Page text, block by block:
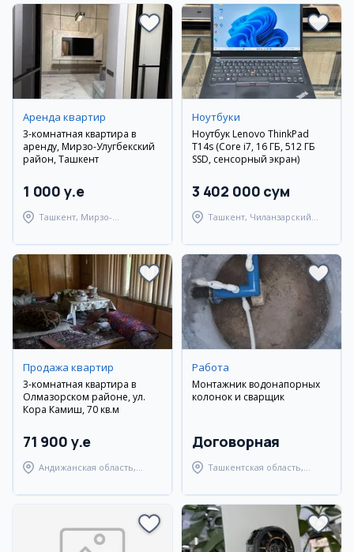
Аренда квартир
3-комнатная квартира в
аренду, Мирзо-Улугбекский
район, Ташкент
1 000 y.e
Ташкент, Мирзо-
Ноутбуки
Ноутбук Lenovo ThinkPad
T14s (Core i7, 16 ГБ, 512 ГБ
SSD, сенсорный экран)
3 402 000 сум
Ташкент, Чиланзарский
Продажа квартир
3-комнатная квартира в
Олмазорском районе, ул.
Кора Камиш, 70 кв.м
71 900 y.e
Андижанская область,
Работа
Монтажник водонапорных
колонок и сварщик
Договорная
Ташкентская область,